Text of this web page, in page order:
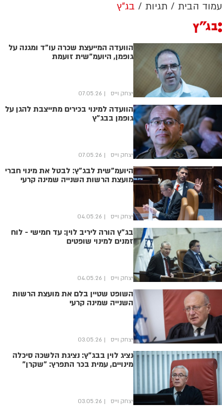
עמוד הבית תגיות בג"ץ
בג"ץ
הוועדה המייעצת שכרה עו"ד ומגנה על
גופמן, היועמ"שית זועמת
יצחק וייס 07.05.26
הוועדה למינוי בכירים מתייצבת להגן על
גופמן בבג"ץ
יצחק וייס 07.05.26
היועמ"שית לבג"ץ: לבטל את מינוי חברי
מועצת הרשות השנייה שמינה קרעי
יצחק וייס 04.05.26
בג"ץ הורה ליריב לוין: עד חמישי - לוח
זמנים למינוי שופטים
יצחק וייס 04.05.26
השופט שטיין בלם את מועצת הרשות
השנייה שמינה קרעי
יצחק וייס 03.05.26
נציג לוין בבג"ץ: נציגת הלשכה סיכלה
מינויים, עמית בכר התפרץ: "שקרן"
יצחק וייס 03.05.26